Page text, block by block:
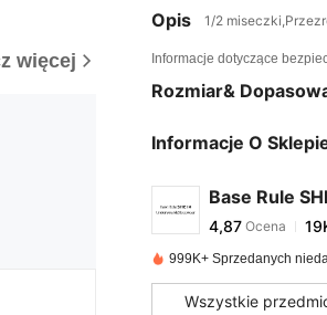
więcej
Opis 1/2
Informacje dotyczące
Rozmiar&
Informacje O
Base Rule
4,87
4,87
k***a
999K+ Sprzedanych
Wszystkie